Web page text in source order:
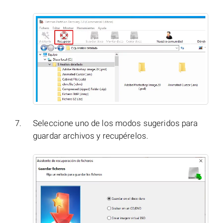
Seleccione uno de los modos sugeridos para
guardar archivos y recupérelos.